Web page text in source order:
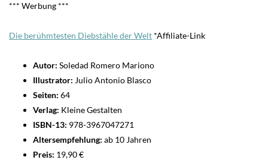
*** Werbung ***
Die berühmtesten Diebstähle der Welt *Affiliate-Link
Autor: Soledad Romero Mariono
Illustrator: Julio Antonio Blasco
Seiten: 64
Verlag: Kleine Gestalten
ISBN-13: 978-3967047271
Altersempfehlung: ab 10 Jahren
Preis: 19,90 €